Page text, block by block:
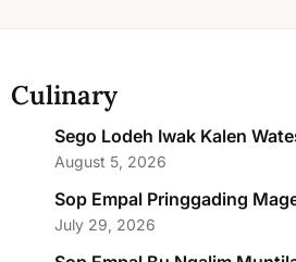
Culinary
Sego Lodeh Iwak Kalen
August 5, 2026
Sop Empal Pringgading
July 29, 2026